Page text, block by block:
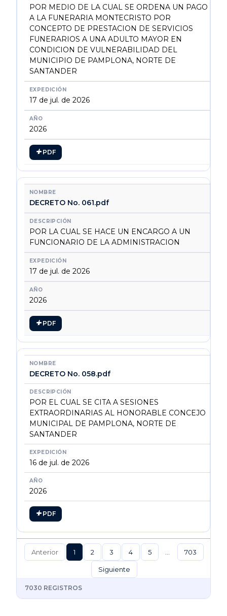
POR MEDIO DE LA CUAL SE ORDENA UN PAGO
A LA FUNERARIA MONTECRISTO POR
CONCEPTO DE PRESTACION DE SERVICIOS
FUNERARIOS A UNA ADULTO MAYOR EN
CONDICION DE VULNERABILIDAD DEL
MUNICIPIO DE PAMPLONA, NORTE DE
SANTANDER
17 de jul. de 2026
2026
PDF
DECRETO No. 061.pdf
POR LA CUAL SE HACE UN ENCARGO A UN
FUNCIONARIO DE LA ADMINISTRACION
17 de jul. de 2026
2026
PDF
DECRETO No. 058.pdf
POR EL CUAL SE CITA A SESIONES
EXTRAORDINARIAS AL HONORABLE CONCEJO
MUNICIPAL DE PAMPLONA, NORTE DE
SANTANDER
16 de jul. de 2026
2026
PDF
Anterior 1 2 3 4 5 703
Siguiente
7030 REGISTROS